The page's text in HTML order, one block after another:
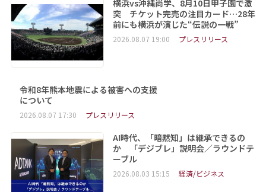
横浜vs沖縄尚学、8月10日甲子園で激
突 チケット完売の注目カード…28年
前にも横浜が演じた“伝説の一戦”
2026.08.07 19:00 プレスリリース
令和8年熊本地震による被害への支援
について
2026.08.07 17:30 プレスリリース
AI時代、「暗黙知」は継承できるの
か 「デジブレ」説明会／ラウンドテ
ーブル
2026.08.03 15:15 経済/ビジネス